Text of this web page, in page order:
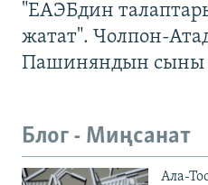
"ЕАЭБдин
жатат". Чолпон-
Пашиняндын сыны
Блог - Миңсанат
Ала-